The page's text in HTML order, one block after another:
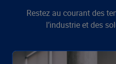
Restez au courant des
l’industrie et des